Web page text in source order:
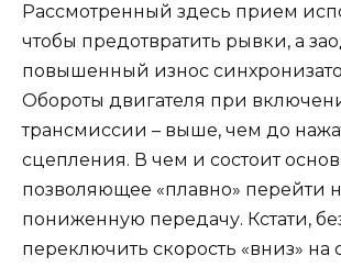
Рассмотренный здесь прием
чтобы предотвратить рывки, а
повышенный износ
Обороты двигателя при
трансмиссии – выше, чем до
сцепления. В чем и состоит
позволяющее «плавно» перейти
пониженную передачу. Кстати,
переключить скорость «вниз» на